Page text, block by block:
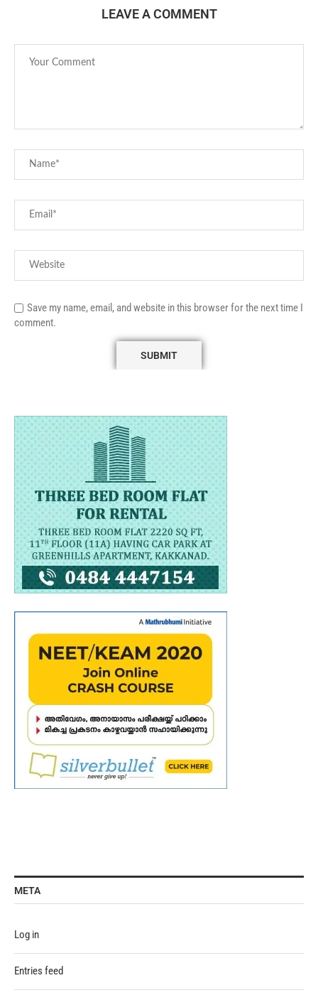
LEAVE A COMMENT
Save my name, email, and website in this browser for the next time I
comment.
META
Log in
Entries feed